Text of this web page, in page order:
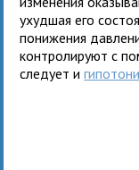
ухудшая его
понижения
контролируют с
следует и